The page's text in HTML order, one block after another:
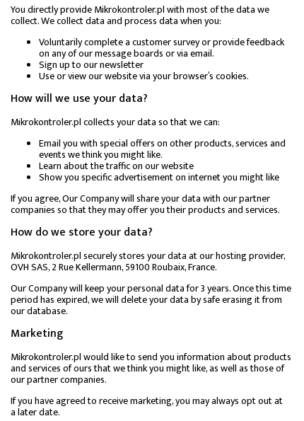
You directly provide Mikrokontroler.pl with most of the data we
collect. We collect data and process data when you:
Voluntarily complete a customer survey or provide feedback
on any of our message boards or via email.
Sign up to our newsletter
Use or view our website via your browser’s cookies.
How will we use your data?
Mikrokontroler.pl collects your data so that we can:
Email you with special offers on other products, services and
events we think you might like.
Learn about the traffic on our website
Show you specific advertisement on internet you might like
If you agree, Our Company will share your data with our partner
companies so that they may offer you their products and services.
How do we store your data?
Mikrokontroler.pl securely stores your data at our hosting provider,
OVH SAS, 2 Rue Kellermann, 59100 Roubaix, France.
Our Company will keep your personal data for 3 years. Once this time
period has expired, we will delete your data by safe erasing it from
our database.
Marketing
Mikrokontroler.pl would like to send you information about products
and services of ours that we think you might like, as well as those of
our partner companies.
If you have agreed to receive marketing, you may always opt out at
a later date.